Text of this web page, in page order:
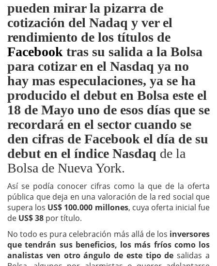
pueden mirar la pizarra de
cotización del Nadaq y ver el
rendimiento de los títulos de
Facebook tras su salida a la Bolsa
para cotizar en el Nasdaq ya no
hay mas especulaciones, ya se ha
producido el debut en Bolsa este el
18 de Mayo uno de esos días que se
recordará en el sector cuando se
den cifras de Facebook el día de su
debut en el índice Nasdaq de la
Bolsa de Nueva York.
Así se podía conocer cifras como la que de la oferta
pública que deja en una valoración de la red social que
supera los US$ 100.000 millones, cuya oferta inicial fue
de US$ 38 por título.
No todo es pura celebración más allá de los inversores
que tendrán sus beneficios, los más fríos como los
analistas ven otro ángulo de este tipo desalidas a